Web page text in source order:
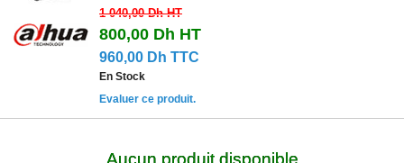
1 040,00 DhHT
800,00 Dh HT
960,00 Dh TTC
En Stock
Evaluer ce produit.
Aucun produit disponible